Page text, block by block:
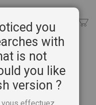
de Peindre hors-
you
with
is not
you like
version ?